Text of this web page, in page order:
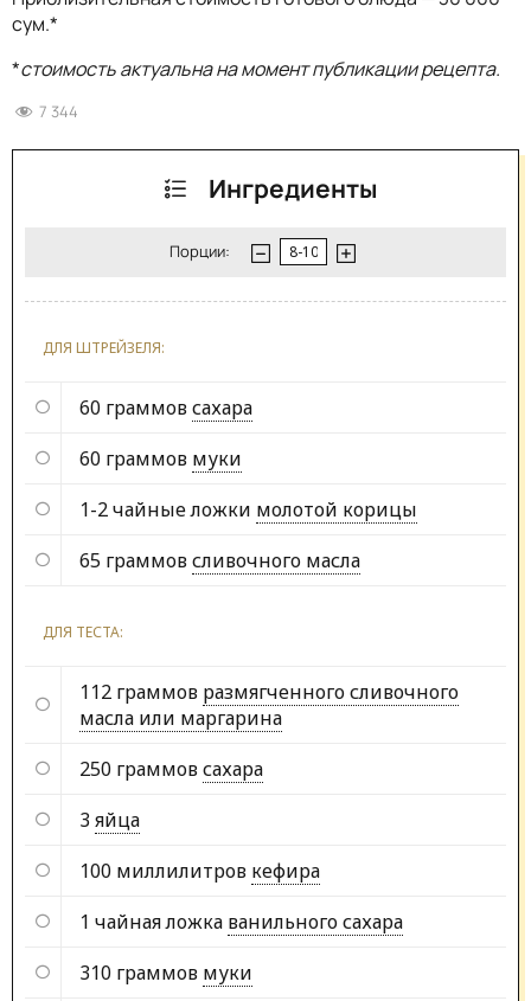
сум.*
*стоимость актуальна на момент публикации рецепта.
7 344
Ингредиенты
Порции:
ДЛЯ ШТРЕЙЗЕЛЯ:
60 граммовсахара
60 граммов муки
1-2 чайные ложки молотой корицы
65 граммовсливочного масла
ДЛЯ ТЕСТА:
112 граммов размягченного сливочного
масла или маргарина
250 граммовсахара
3 яйца
100 миллилитров кефира
1 чайная ложка ванильного сахара
310 граммов муки